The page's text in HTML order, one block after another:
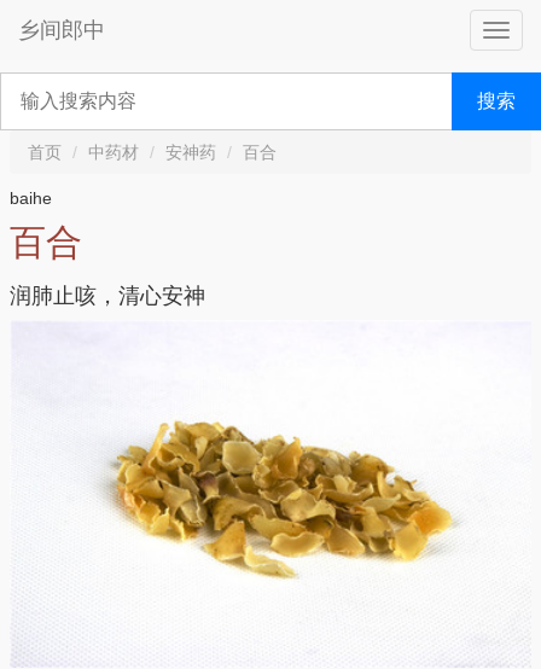
乡间郎中
搜索
首页 中药材 安神药 百合
baihe
百合
润肺止咳，清心安神